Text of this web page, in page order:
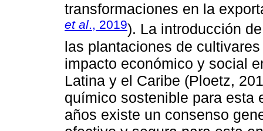
transformaciones en la
et al., 2019). La introducción
las plantaciones de
impacto económico y social
Latina y el Caribe (Ploetz,
químico sostenible para esta
años existe un consenso